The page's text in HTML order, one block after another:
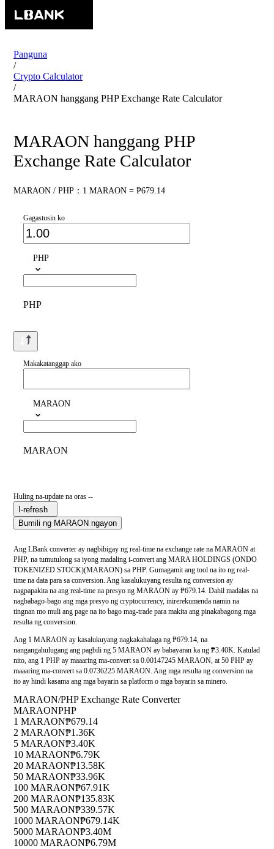
Panguna
/
Crypto Calculator
/
MARAON hanggang PHP Exchange Rate Calculator
MARAON hanggang PHP
Exchange Rate Calculator
MARAON / PHP：1 MARAON = ₱679.14
Gagastusin ko
PHP
PHP
Makakatanggap ako
MARAON
MARAON
Huling na-update na oras --
I-refresh
Bumili ng MARAON ngayon
Ang LBank converter ay nagbibigay ng real-time na exchange rate na MARAON at
PHP, na tumutulong sa iyong madaling i-convert ang MARA HOLDINGS (ONDO
TOKENIZED STOCK)(MARAON) sa PHP. Gumagamit ang tool na ito ng real-
time na data para sa conversion. Ang kasalukuyang resulta ng conversion ay
nagpapakita na ang real-time na presyo ng MARAON ay ₱679.14. Dahil madalas na
nagbabago-bago ang mga presyo ng cryptocurrency, inirerekumenda namin na
tingnan mo muli ang page na ito bago mag-trade para makita ang pinakabagong mga
resulta ng conversion.
Ang 1 MARAON ay kasalukuyang nagkakahalaga ng ₱679.14, na
nangangahulugang ang pagbili ng 5 MARAON ay babayaran ka ng ₱3.40K. Katulad
nito, ang 1 PHP ay maaaring ma-convert sa 0.00147245 MARAON, at 50 PHP ay
maaaring ma-convert sa 0.0736225 MARAON. Ang mga resulta ng conversion na
ito ay hindi kasama ang mga bayarin sa platform o mga bayarin sa minero.
MARAON/PHP Exchange Rate Converter
MARAONPHP
1 MARAON₱679.14
2 MARAON₱1.36K
5 MARAON₱3.40K
10 MARAON₱6.79K
20 MARAON₱13.58K
50 MARAON₱33.96K
100 MARAON₱67.91K
200 MARAON₱135.83K
500 MARAON₱339.57K
1000 MARAON₱679.14K
5000 MARAON₱3.40M
10000 MARAON₱6.79M